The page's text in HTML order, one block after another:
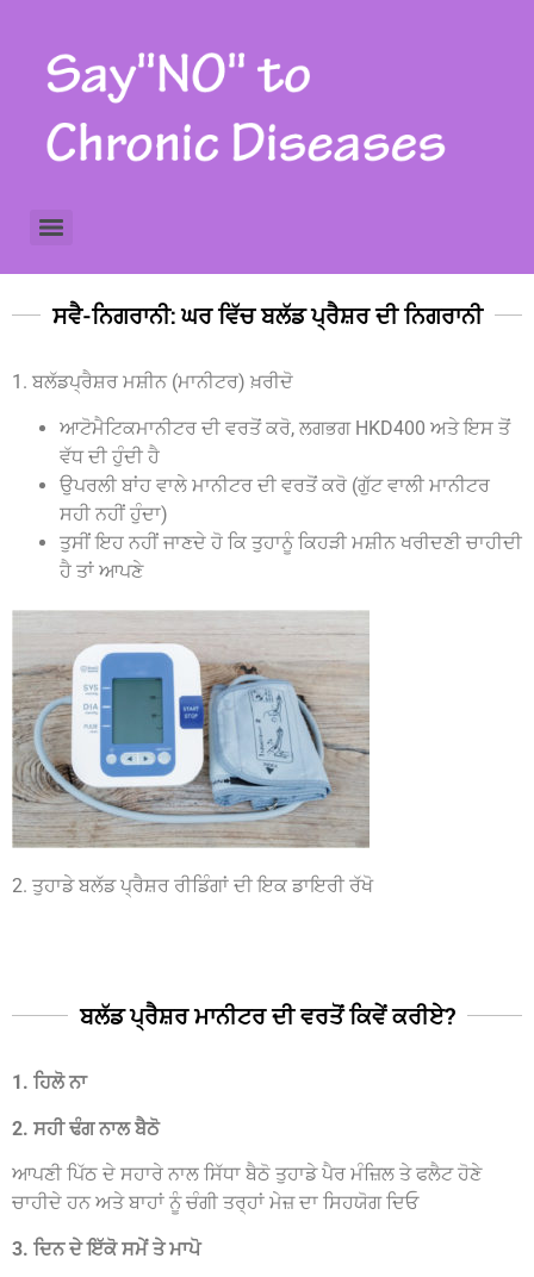
ਸਵੈ-ਨਿਗਰਾਨੀ: ਘਰ ਵਿੱਚ ਬਲੱਡ ਪ੍ਰੈਸ਼ਰ ਦੀ ਨਿਗਰਾਨੀ
1. ਬਲੱਡਪ੍ਰੈਸ਼ਰ ਮਸ਼ੀਨ (ਮਾਨੀਟਰ) ਖ਼ਰੀਦੋ
ਆਟੋਮੈਟਿਕਮਾਨੀਟਰ ਦੀ ਵਰਤੋਂ ਕਰੋ, ਲਗਭਗ HKD400 ਅਤੇ ਇਸ ਤੋਂ
ਵੱਧ ਦੀ ਹੁੰਦੀ ਹੈ
ਉਪਰਲੀ ਬਾਂਹ ਵਾਲੇ ਮਾਨੀਟਰ ਦੀ ਵਰਤੋਂ ਕਰੋ (ਗੁੱਟ ਵਾਲੀ ਮਾਨੀਟਰ
ਸਹੀ ਨਹੀਂ ਹੁੰਦਾ)
ਤੁਸੀਂ ਇਹ ਨਹੀਂ ਜਾਣਦੇ ਹੋ ਕਿ ਤੁਹਾਨੂੰ ਕਿਹੜੀ ਮਸ਼ੀਨ ਖਰੀਦਣੀ ਚਾਹੀਦੀ
ਹੈ ਤਾਂ ਆਪਣੇ
2. ਤੁਹਾਡੇ ਬਲੱਡ ਪ੍ਰੈਸ਼ਰ ਰੀਡਿੰਗਾਂ ਦੀ ਇਕ ਡਾਇਰੀ ਰੱਖੋ
ਬਲੱਡ ਪ੍ਰੈਸ਼ਰ ਮਾਨੀਟਰ ਦੀ ਵਰਤੋਂ ਕਿਵੇਂ ਕਰੀਏ?
1. ਹਿਲੋ ਨਾ
2. ਸਹੀ ਢੰਗ ਨਾਲ ਬੈਠੋ
ਆਪਣੀ ਪਿੱਠ ਦੇ ਸਹਾਰੇ ਨਾਲ ਸਿੱਧਾ ਬੈਠੋ ਤੁਹਾਡੇ ਪੈਰ ਮੰਜ਼ਿਲ ਤੇ ਫਲੈਟ ਹੋਣੇ
ਚਾਹੀਦੇ ਹਨ ਅਤੇ ਬਾਹਾਂ ਨੂੰ ਚੰਗੀ ਤਰ੍ਹਾਂ ਮੇਜ਼ ਦਾ ਸਿਹਯੋਗ ਦਿਓ
3. ਦਿਨ ਦੇ ਇੱਕੋ ਸਮੇਂ ਤੇ ਮਾਪੋ